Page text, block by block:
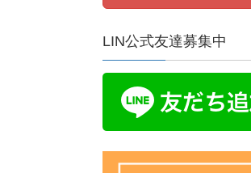
LIN公式友達募集中